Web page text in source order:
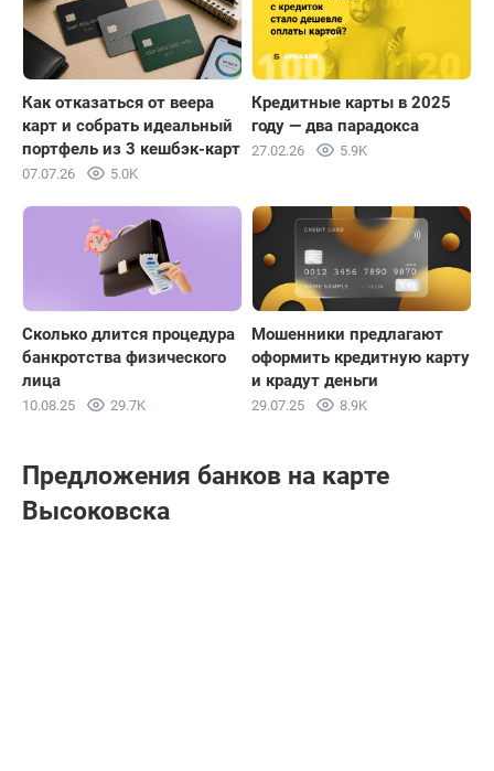
Как отказаться от веера
карт и собрать идеальный
портфель из 3 кешбэк-карт
07.07.26 5.0K
Кредитные карты в 2025
году — два парадокса
27.02.26 5.9K
Сколько длится процедура
банкротства физического
лица
10.08.25 29.7K
Мошенники предлагают
оформить кредитную карту
и крадут деньги
29.07.25 8.9K
Предложения банков на карте
Высоковска